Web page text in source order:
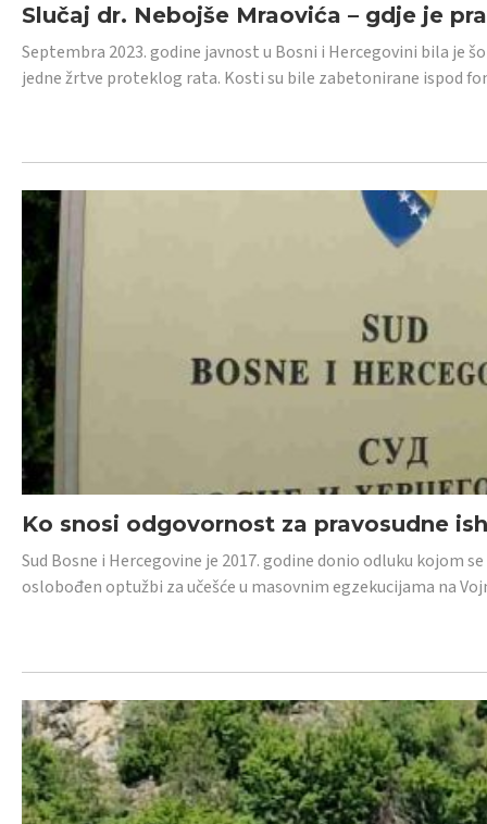
Slučaj dr. Nebojše Mraovića – gdje je
Septembra 2023. godine javnost u Bosni i Hercegovini bila je
jedne žrtve proteklog rata. Kosti su bile zabetonirane ispod
Ko snosi odgovornost za pravosudne
Sud Bosne i Hercegovine je 2017. godine donio odluku kojom
oslobođen optužbi za učešće u masovnim egzekucijama na